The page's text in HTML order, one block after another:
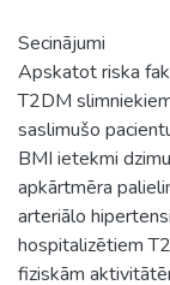
Secinājumi
Apskatot riska
T2DM
saslimušo
BMI ietekmi
apkārtmēra
arteriālo
hospitalizētiem
fiziskām